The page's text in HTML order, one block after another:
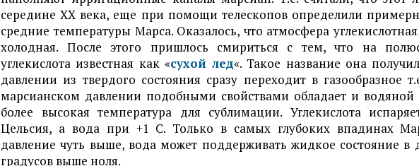
середине XX века, еще при помощи телескопов определили
средние температуры Марса. Оказалось, что атмосфера
холодная. После этого пришлось смириться с тем, что на
углекислота известная как «сухой лед«. Такое название она
давлении из твердого состояния сразу переходит в газообразное
марсианском давлении подобными свойствами обладает и водяной
более высокая температура для сублимации. Углекислота
Цельсия, а вода при +1 С. Только в самых глубоких впадинах
давление чуть выше, вода может поддерживать жидкое состояние в
градусов выше ноля.